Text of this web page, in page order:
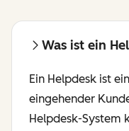
Was ist ein
Ein Helpdesk ist
eingehender
Helpdesk-System